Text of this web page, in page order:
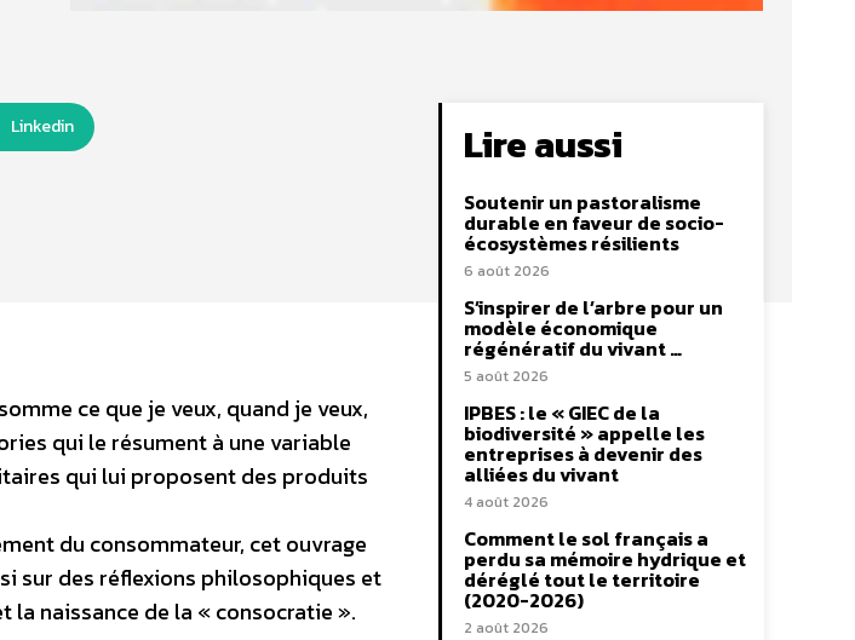
Linkedin
ce que je veux, quand je veux,
qui le résument à une variable
qui lui proposent des produits
du consommateur, cet ouvrage
sur des réflexions philosophiques et
naissance de la « consocratie ».
Lire aussi
Soutenir un pastoralisme
durable en faveur de socio-
écosystèmes résilients
6 août 2026
S’inspirer de l’arbre pour un
modèle économique
régénératif du vivant …
5 août 2026
IPBES : le « GIEC de la
biodiversité » appelle les
entreprises à devenir des
alliées du vivant
4 août 2026
Comment le sol français a
perdu sa mémoire hydrique et
déréglé tout le territoire
(2020-2026)
2 août 2026